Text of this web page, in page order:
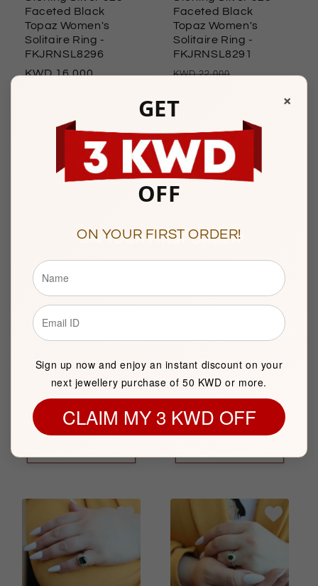
Faceted Black
Topaz Women's
Solitaire Ring -
FKJRNSL8296
السعر16.000
أضف إلى السلة
Faceted Black
Topaz Women's
Solitaire Ring -
FKJRNSL8291
السعر22.000
سعر
أضف إلى السلة
Sterling Silver 925
Faceted Black
Solitaire Ring -
FKJRNSL8288
العادي
البيع19.000
Solitaire Ring-
FKJRNSL8287
العادي
البيع20.000
×
GET
OFF
ON YOUR FIRST ORDER!
Sign up now and enjoy an instant discount on your
next jewellery purchase of 50 KWD or more.
CLAIM MY 3 KWD OFF